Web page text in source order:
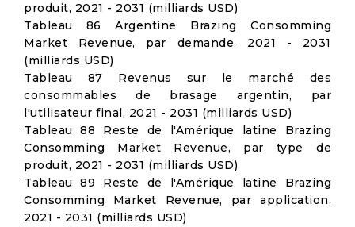
produit, 2021 - 2031 (milliards USD)
Tableau 86 Argentine Brazing Consomming
Market Revenue, par demande, 2021 - 2031
(milliards USD)
Tableau 87 Revenus sur le marché des
consommables de brasage argentin, par
l'utilisateur final, 2021 - 2031 (milliards USD)
Tableau 88 Reste de l'Amérique latine Brazing
Consomming Market Revenue, par type de
produit, 2021 - 2031 (milliards USD)
Tableau 89 Reste de l'Amérique latine Brazing
Consomming Market Revenue, par application,
2021 - 2031 (milliards USD)